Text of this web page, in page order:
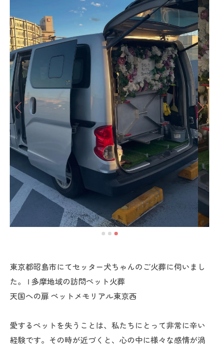
東京都昭島市にてセッター犬ちゃんのご火葬に伺いまし
た。 | 多摩地域の訪問ペット火葬
天国への扉 ペットメモリアル東京西
愛するペットを失うことは、私たちにとって非常に辛い
経験です。その時が近づくと、心の中に様々な感情が渦